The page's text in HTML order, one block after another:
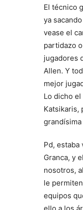
El técnico
ya
vease el
partidazo
jugadores
Allen. Y
mejor
Lo dicho
Katsikaris,
Pd,
Granca, y
nosotros,
le
equipos